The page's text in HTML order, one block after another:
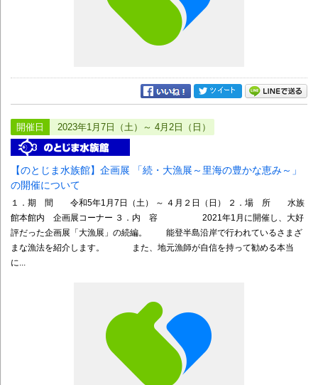
開催日 2023年1月7日（土）～ 4月2日（日）
【のとじま水族館】企画展 「続・大漁展～里海の豊かな恵み～」
の開催について
１．期 間 令和5年1月7日（土） ～ ４月２日（日） ２．場 所 水族
館本館内 企画展コーナー ３．内 容 2021年1月に開催し、大好
評だった企画展「大漁展」の続編。 能登半島沿岸で行われているさまざ
まな漁法を紹介します。 また、地元漁師が自信を持って勧める本当
に...